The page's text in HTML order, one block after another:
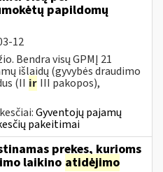
papildomų
12
Bendra visų GPMĮ 21
išlaidų (gyvybės draudimo
(II ir III pakopos),
Gyventojų pajamų
pakeitimai
prekes, kurioms
laikino atidėjimo